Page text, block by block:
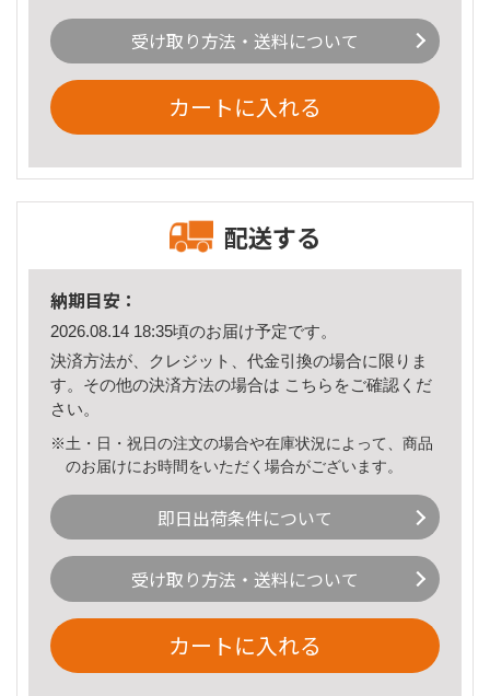
受け取り方法・送料について
カートに入れる
配送する
納期目安：
2026.08.14 18:35頃のお届け予定です。
決済方法が、クレジット、代金引換の場合に限りま
す。その他の決済方法の場合は こちら をご確認くだ
さい。
※土・日・祝日の注文の場合や在庫状況によって、商品
のお届けにお時間をいただく場合がございます。
即日出荷条件について
受け取り方法・送料について
カートに入れる